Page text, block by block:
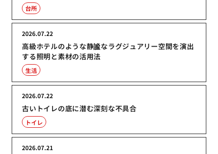
台所
高級ホテルのような静謐なラグジュアリー空間を演出
する照明と素材の活用法
2026.07.22
生活
古いトイレの底に潜む深刻な不具合
2026.07.22
トイレ
2026.07.21